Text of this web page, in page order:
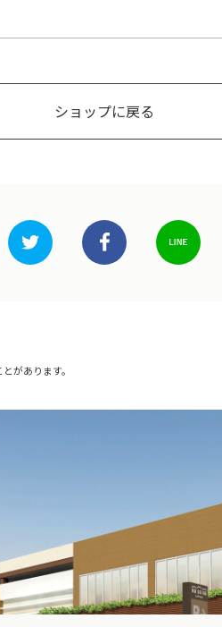
ショップに戻る
があります。